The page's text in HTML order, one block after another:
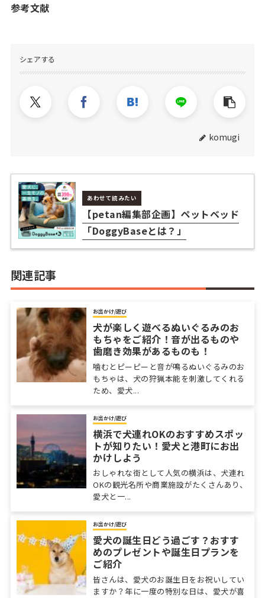
参考文献
シェアする
komugi
あわせて読みたい
【petan編集部企画】ペットベッド
「DoggyBaseとは？」
関連記事
お出かけ/遊び
犬が楽しく遊べるぬいぐるみのお
もちゃをご紹介！音が出るものや
歯磨き効果があるものも！
噛むとピーピーと音が鳴るぬいぐるみのお
もちゃは、犬の狩猟本能を刺激してくれる
ため、愛犬...
お出かけ/遊び
横浜で犬連れOKのおすすめスポッ
トが知りたい！愛犬と港町にお出
かけしよう
おしゃれな街として人気の横浜は、犬連れ
OKの観光名所や商業施設がたくさんあり、
愛犬と一...
お出かけ/遊び
愛犬の誕生日どう過ごす？おすす
めのプレゼントや誕生日プランを
ご紹介
皆さんは、愛犬のお誕生日をお祝いしてい
ますか？年に一度の特別な日は、愛犬が喜